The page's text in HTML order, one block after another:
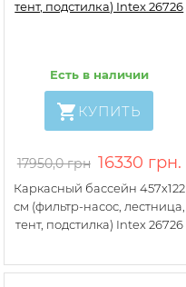
Есть в наличии
КУПИТЬ
17950,0 грн 16330 грн.
Каркасный бассейн 457х122
см (фильтр-насос, лестница,
тент, подстилка) Intex 26726